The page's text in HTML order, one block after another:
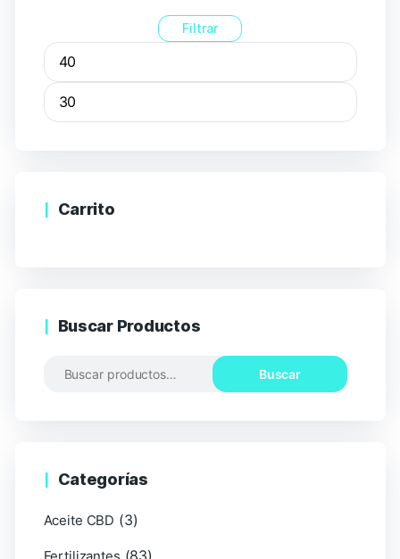
Filtrar
Carrito
Buscar Productos
Buscar
Categorías
Aceite CBD (3)
(83)